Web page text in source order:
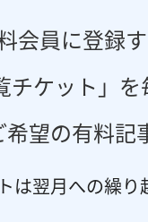
会員に登録
チケット」
望の有料記
は翌月への繰り